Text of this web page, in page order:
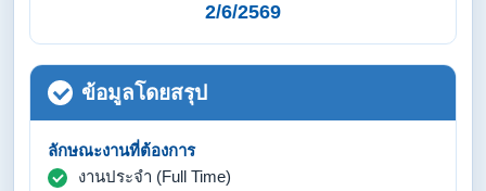
2/6/2569
ข้อมูลโดยสรุป
ลักษณะงานที่ต้องการ
งานประจำ (Full Time)